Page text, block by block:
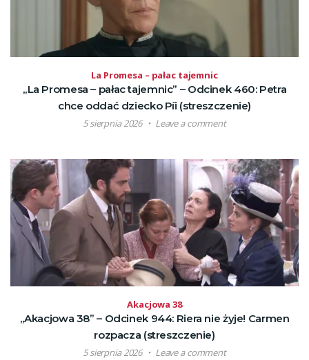
La Promesa – pałac tajemnic
„La Promesa – pałac tajemnic” – Odcinek 460: Petra
chce oddać dziecko Píi (streszczenie)
5 sierpnia 2026 Leave a comment
Akacjowa 38
„Akacjowa 38” – Odcinek 944: Riera nie żyje! Carmen
rozpacza (streszczenie)
5 sierpnia 2026 Leave a comment